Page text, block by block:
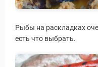
Рыбы на раскладках
есть что выбрать.